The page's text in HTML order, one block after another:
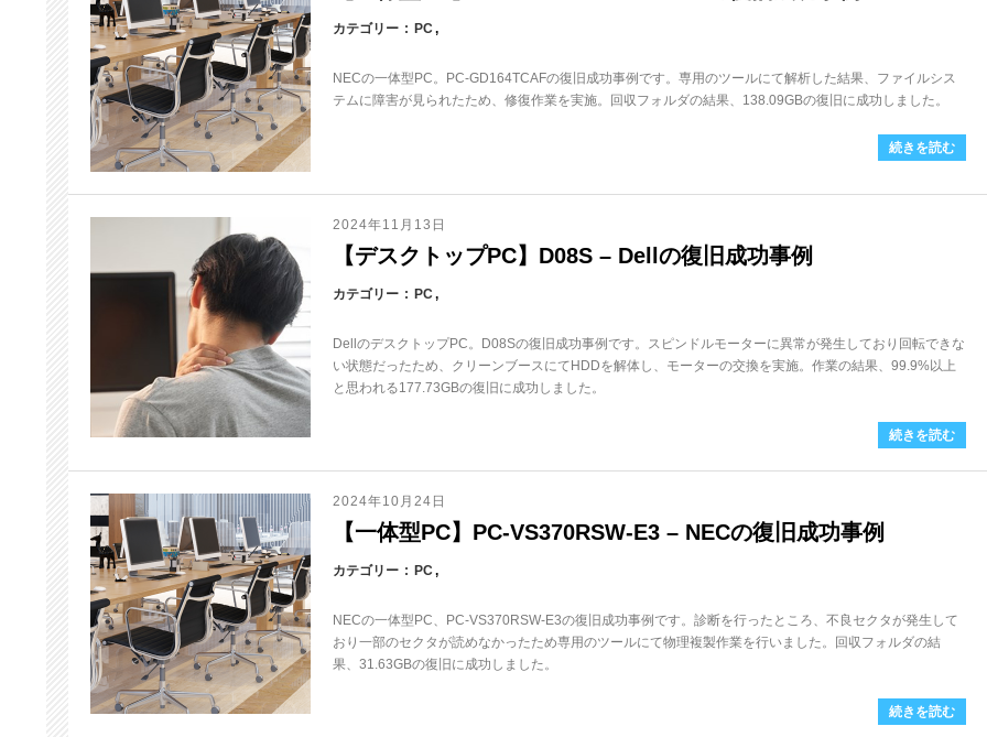
カテゴリー PC
NECの一体型PC。PC-GD164TCAFの復旧成功事例です。専用のツールにて解析した結果、ファイルシス
テムに障害が見られたため、修復作業を実施。回収フォルダの結果、138.09GBの復旧に成功しました。
続きを読む
2024年11月13日
【デスクトップPC】D08S – Dellの復旧成功事例
カテゴリー PC
DellのデスクトップPC。D08Sの復旧成功事例です。スピンドルモーターに異常が発生しており回転できな
い状態だったため、クリーンブースにてHDDを解体し、モーターの交換を実施。作業の結果、99.9%以上
と思われる177.73GBの復旧に成功しました。
続きを読む
2024年10月24日
【一体型PC】PC-VS370RSW-E3 – NECの復旧成功事例
カテゴリー PC
NECの一体型PC、PC-VS370RSW-E3の復旧成功事例です。診断を行ったところ、不良セクタが発生して
おり一部のセクタが読めなかったため専用のツールにて物理複製作業を行いました。回収フォルダの結
果、31.63GBの復旧に成功しました。
続きを読む